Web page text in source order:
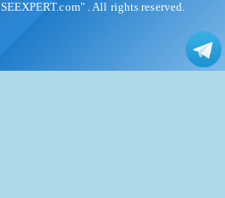
"HSEEXPERT.com". All rights reserved.